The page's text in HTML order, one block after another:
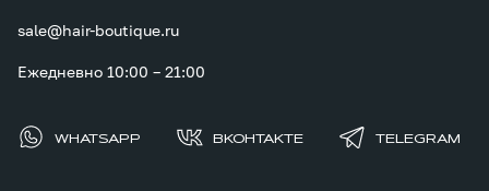
sale@hair-boutique.ru
Ежедневно 10:00 – 21:00
WHATSAPP ВКОНТАКТЕ TELEGRAM